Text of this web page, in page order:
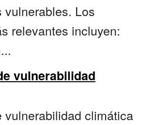
vulnerables. Los
relevantes incluyen:
vulnerabilidad
vulnerabilidad climática